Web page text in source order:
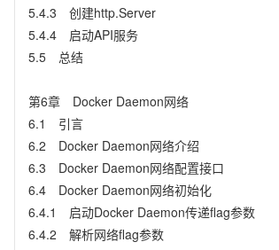
5.4.3 创建http.Server
5.4.4 启动API服务
5.5 总结
第6章 Docker Daemon网络
6.1 引言
6.2 Docker Daemon网络介绍
6.3 Docker Daemon网络配置接口
6.4 Docker Daemon网络初始化
6.4.1 启动Docker Daemon传递flag参数
6.4.2 解析网络flag参数